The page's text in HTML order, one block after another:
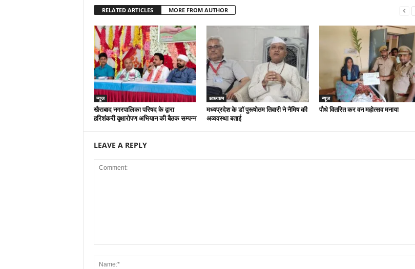
RELATED ARTICLES MORE FROM AUTHOR
न्यूज
खैराबाद नगरपालिका परिषद के द्वारा
हरिशंकरी वृक्षारोपण अभियान की बैठक सम्पन्न
आध्यात्म
मध्यप्रदेश के डॉ पुरूषोतम तिवारी ने नैमिष की
अव्यवस्था बताई
न्यूज
पौधे वितरित कर वन महोत्सव मनाया
LEAVE A REPLY